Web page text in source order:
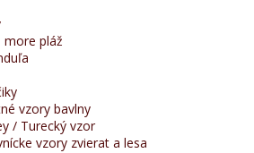
more pláž
vzory bavlny
/ Turecký vzor
vzory zvierat a lesa